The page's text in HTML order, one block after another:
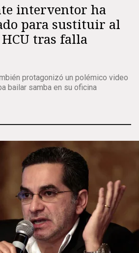
interventor ha
para sustituir al
tras falla
protagonizó un polémico video
bailar samba en su oficina